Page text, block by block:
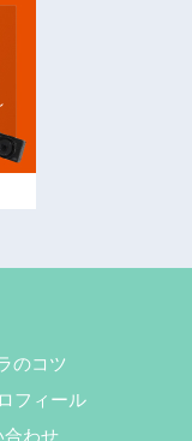
のコツ
フィール
合わせ